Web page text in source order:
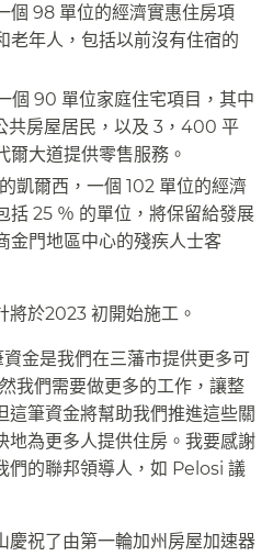
98 單位的經濟實惠住房項
老年人，包括以前沒有住宿的
個 90 單位家庭住宅項目，其中
共房屋居民，以及 3，400 平
爾大道提供零售服務。​​
凱爾西，一個 102 單位的經濟
括 25 ％ 的單位，將保留給發展
金門地區中心的殘疾人士客
將於2023 初開始施工。​​
金是我們在三藩市提供更多可
我們需要做更多的工作，讓整
這筆資金將幫助我們推進這些關
地為更多人提供住房。我要感謝
們的聯邦領導人，如 Pelosi 議
慶祝了由第一輪加州房屋加速器